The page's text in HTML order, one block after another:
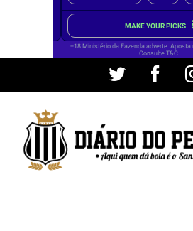
conteúdo
Twitter